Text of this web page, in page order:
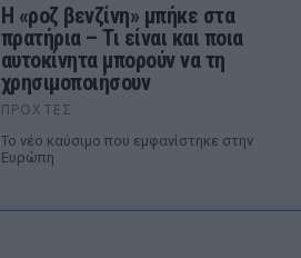
Η «ροζ βενζίνη» μπήκε στα
πρατήρια – Τι είναι και ποια
αυτοκίνητα μπορούν να τη
χρησιμοποιήσουν
ΠΡΟΧΤΈΣ
Το νέο καύσιμο που εμφανίστηκε στην
Ευρώπη